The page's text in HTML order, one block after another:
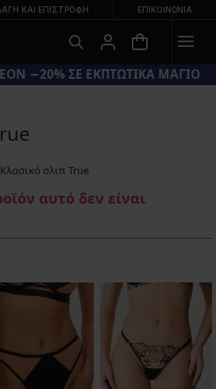
ΚΑΙ ΕΠΙΣΤΡΟΦΉ ΕΠΙΚΟΙΝΩΝΊΑ
−20% ΣΕ ΕΚΠΤΩΤΙΚΑ ΜΑΓΙΟ
αυτό δεν είναι